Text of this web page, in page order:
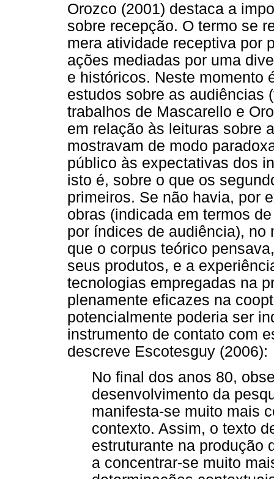
Orozco (2001) destaca a
sobre recepção. O termo se
mera atividade receptiva por
ações mediadas por uma
e históricos. Neste momento
estudos sobre as audiências
trabalhos de Mascarello e
em relação às leituras sobre
mostravam de modo
público às expectativas dos
isto é, sobre o que os
primeiros. Se não havia, por
obras (indicada em termos
por índices de audiência),
que o corpus teórico
seus produtos, e a
tecnologias empregadas na
plenamente eficazes na
potencialmente poderia ser
instrumento de contato com
descreve Escotesguy (2006):
No final dos anos 80,
desenvolvimento da
manifesta-se muito mais
contexto. Assim, o texto
estruturante na produção
a concentrar-se muito